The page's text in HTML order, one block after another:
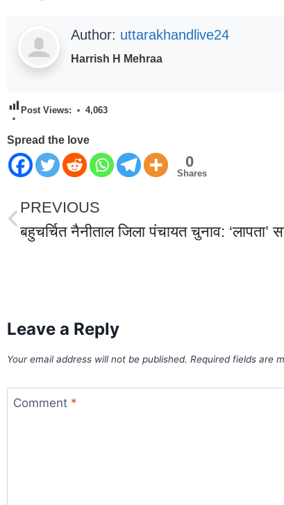
Author: uttarakhandlive24
Harrish H Mehraa
Post Views: 4,063
Spread the love
0
Shares
PREVIOUS
Leave a Reply
Your email address will not be published. Required fields are
Comment *